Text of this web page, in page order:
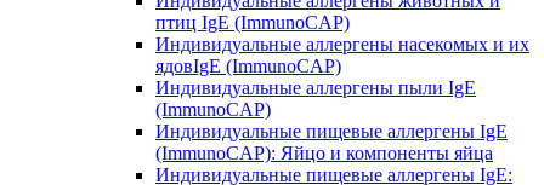
птиц IgE (ImmunoCAP)
Индивидуальные аллергены насекомых и их
ядовIgE (ImmunoCAP)
Индивидуальные аллергены пыли IgE
(ImmunoCAP)
Индивидуальные пищевые аллергены IgE
(ImmunoCAP): Яйцо и компоненты яйца
Индивидуальные пищевые аллергены IgE: